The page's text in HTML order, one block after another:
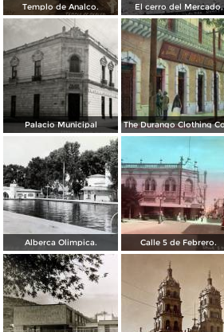
Templo de Analco. El cerro del Mercado.
Palacio Municipal
Alberca Olimpica. Calle 5 de Febrero.